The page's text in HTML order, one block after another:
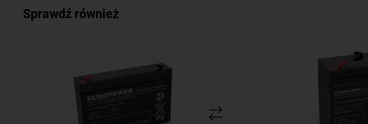
Sprawdź również